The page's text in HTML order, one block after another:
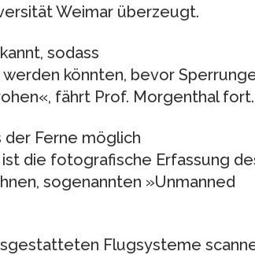
Weimar überzeugt.
sodass
könnten, bevor
fährt Prof. Morgenthal fort.
Ferne möglich
die fotografische Erfassung
sogenannten »Unmanned
Flugsysteme